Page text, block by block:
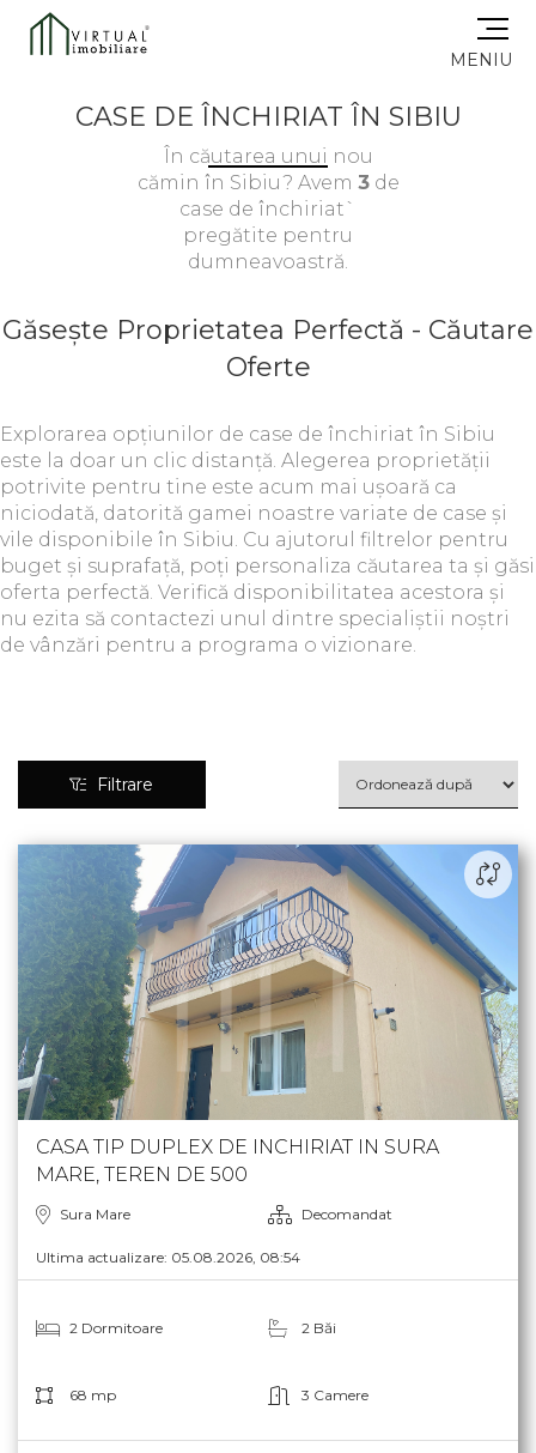
MENIU
CASE DE ÎNCHIRIAT ÎN SIBIU
În căutarea unui nou
cămin în Sibiu? Avem 3de
case de închiriat`
pregătite pentru
dumneavoastră.
Găsește Proprietatea Perfectă - Căutare
Oferte
Explorarea opțiunilor de case de închiriat în Sibiu
este la doar un clic distanță. Alegerea proprietății
potrivite pentru tine este acum mai ușoară ca
niciodată, datorită gamei noastre variate de case și
vile disponibile în Sibiu. Cu ajutorul filtrelor pentru
buget și suprafață, poți personaliza căutarea ta și găsi
oferta perfectă. Verifică disponibilitatea acestora și
nu ezita să contactezi unul dintre specialiștii noștri
de vânzări pentru a programa o vizionare.
Filtrare
CASA TIP DUPLEX DE INCHIRIAT IN SURA
MARE, TEREN DE 500
Sura Mare Decomandat
Ultima actualizare: 05.08.2026, 08:54
2 Dormitoare 2 Băi
68 mp 3 Camere